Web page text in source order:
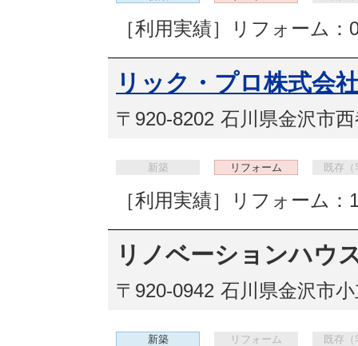
［利用実績］リフォーム
リック・プロ株式会
〒920-8202 石川県金沢市
新築 リフォーム 既存（
［利用実績］リフォーム：
リノベーションハウ
〒920-0942 石川県金沢市
新築 リフォーム 既存（